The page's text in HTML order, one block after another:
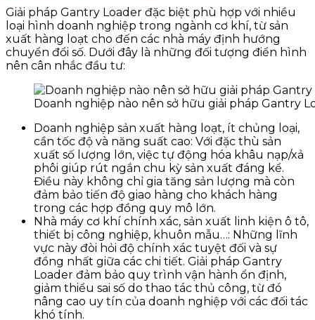
Giải pháp Gantry Loader đặc biệt phù hợp với nhiều
loại hình doanh nghiệp trong ngành cơ khí, từ sản
xuất hàng loạt cho đến các nhà máy định hướng
chuyển đổi số. Dưới đây là những đối tượng điển hình
nên cân nhắc đầu tư:
Doanh nghiệp nào nên sở hữu giải pháp Gantry
Doanh nghiệp sản xuất hàng loạt, ít chủng loại,
cần tốc độ và năng suất cao: Với đặc thù sản
xuất số lượng lớn, việc tự động hóa khâu nạp/xả
phôi giúp rút ngắn chu kỳ sản xuất đáng kể.
Điều này không chỉ gia tăng sản lượng mà còn
đảm bảo tiến độ giao hàng cho khách hàng
trong các hợp đồng quy mô lớn.
Nhà máy cơ khí chính xác, sản xuất linh kiện ô tô,
thiết bị công nghiệp, khuôn mẫu…: Những lĩnh
vực này đòi hỏi độ chính xác tuyệt đối và sự
đồng nhất giữa các chi tiết. Giải pháp Gantry
Loader đảm bảo quy trình vận hành ổn định,
giảm thiểu sai số do thao tác thủ công, từ đó
nâng cao uy tín của doanh nghiệp với các đối tác
khó tính.